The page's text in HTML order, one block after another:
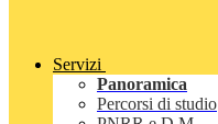
Servizi
Panoramica
Percorsi di studio